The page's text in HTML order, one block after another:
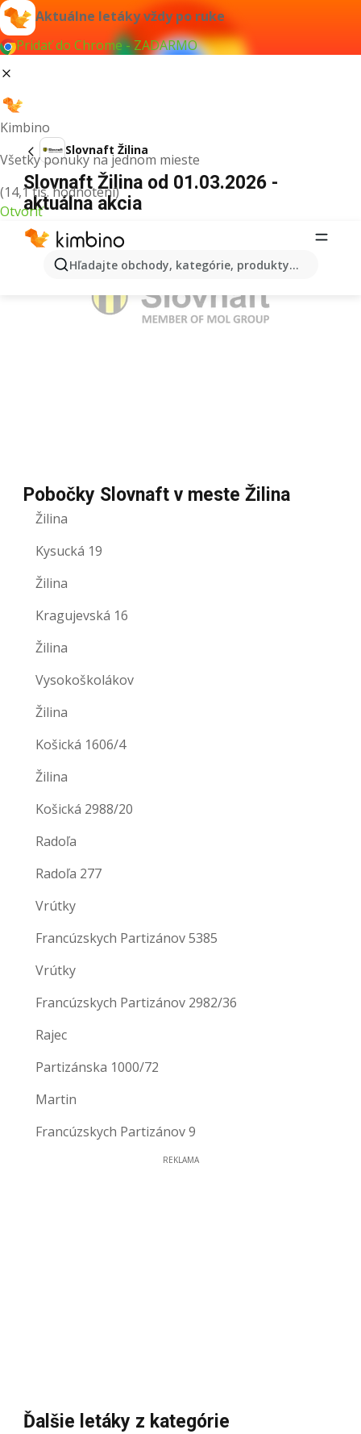
Aktuálne letáky vždy po ruke
Pridať do Chrome - ZADARMO
Kimbino
Všetky ponuky na jednom mieste
(14,1 tis. hodnotení)
Otvoriť
Hľadajte obchody, kategórie, produkty...
Slovnaft Žilina
Slovnaft Žilina od 01.03.2026 -
aktuálna akcia
Pobočky Slovnaft v meste Žilina
Žilina
Kysucká 19
Žilina
Kragujevská 16
Žilina
Vysokoškolákov
Žilina
Košická 1606/4
Žilina
Košická 2988/20
Radoľa
Radoľa 277
Vrútky
Francúzskych Partizánov 5385
Vrútky
Francúzskych Partizánov 2982/36
Rajec
Partizánska 1000/72
Martin
Francúzskych Partizánov 9
REKLAMA
Ďalšie letáky z kategórie